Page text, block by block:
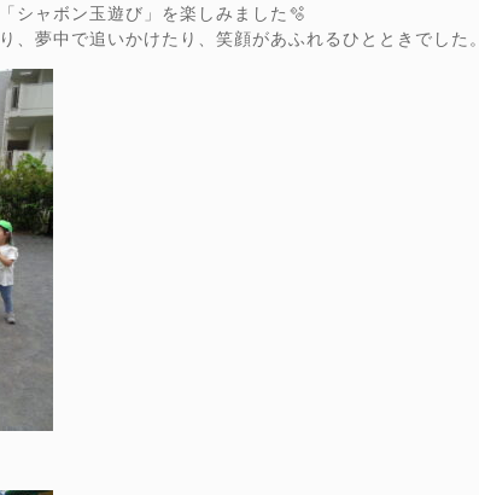
シャボン玉遊び」を楽しみました🫧
、夢中で追いかけたり、笑顔があふれるひとときでした。